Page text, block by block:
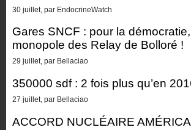
30 juillet, par EndocrineWatch
Gares SNCF : pour la
monopole des Relay de Bolloré !
29 juillet, par Bellaciao
350000 sdf : 2 fois plus qu’en
27 juillet, par Bellaciao
ACCORD NUCLÉAIRE